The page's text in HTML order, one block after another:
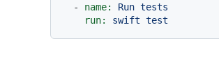
-
name: Run tests
run:
swift test